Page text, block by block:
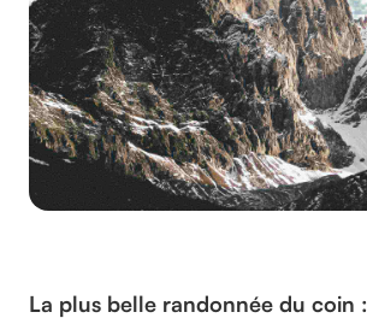
La plus belle randonnée du coin :